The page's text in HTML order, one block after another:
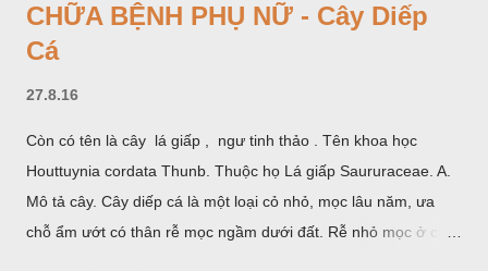
CHỮA BỆNH PHỤ NỮ - Cây Diếp
Cá
27.8.16
Còn có tên là cây lá giấp , ngư tinh thảo . Tên khoa học
Houttuynia cordata Thunb. Thuộc họ Lá giấp Saururaceae. A.
Mô tả cây. Cây diếp cá là một loại cỏ nhỏ, mọc lâu năm, ưa
chỗ ẩm ướt có thân rễ mọc ngầm dưới đất. Rễ nhỏ mọc ở các